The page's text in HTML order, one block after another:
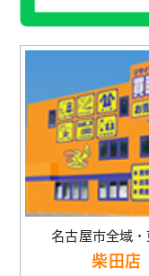
名古屋市全域
柴田店